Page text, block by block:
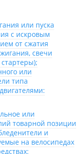
или пуска
с искровым
от сжатия
свечи
или
типа
или
товарной позиции
и
на велосипедах